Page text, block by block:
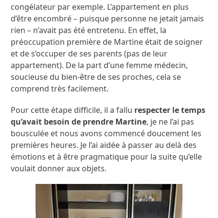
congélateur par exemple. L’appartement en plus
d’être encombré – puisque personne ne jetait jamais
rien – n’avait pas été entretenu. En effet, la
préoccupation première de Martine était de soigner
et de s’occuper de ses parents (pas de leur
appartement). De la part d’une femme médecin,
soucieuse du bien-être de ses proches, cela se
comprend très facilement.
Pour cette étape difficile, il a fallu respecter le temps
qu’avait besoin de prendre Martine, je ne l’ai pas
bousculée et nous avons commencé doucement les
premières heures. Je l’ai aidée à passer au delà des
émotions et à être pragmatique pour la suite qu’elle
voulait donner aux objets.